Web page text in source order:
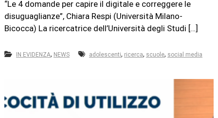
“Le 4 domande per capire il digitale e correggere le
disuguaglianze”, Chiara Respi (Università Milano-
Bicocca) La ricercatrice dell’Università degli Studi […]
IN EVIDENZA, NEWS adolescenti, ricerca, scuole, social media